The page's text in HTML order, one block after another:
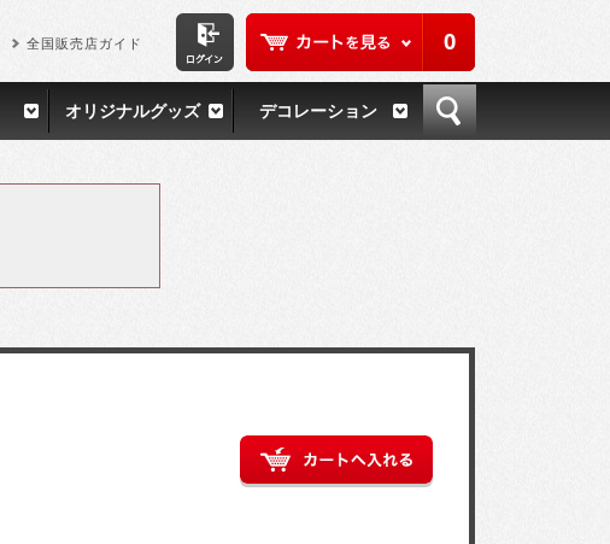
0
全国販売店ガイド
オリジナルグッズ デコレーション